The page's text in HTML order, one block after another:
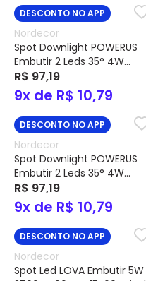
DESCONTO NO APP
Nordecor
Spot Downlight POWERUS
Embutir 2 Leds 35° 4W
4000K 345Lms Bivolt IP20
Branco Cód. 6784 –
Nordecor
R$ 97,19
9x de R$ 10,79
DESCONTO NO APP
Nordecor
Spot Downlight POWERUS
Embutir 2 Leds 35° 4W
3000K 342Lms Bivolt IP20
Branco Cód. 6728 –
Nordecor
R$ 97,19
9x de R$ 10,79
DESCONTO NO APP
Nordecor
Spot Led LOVA Embutir 5W